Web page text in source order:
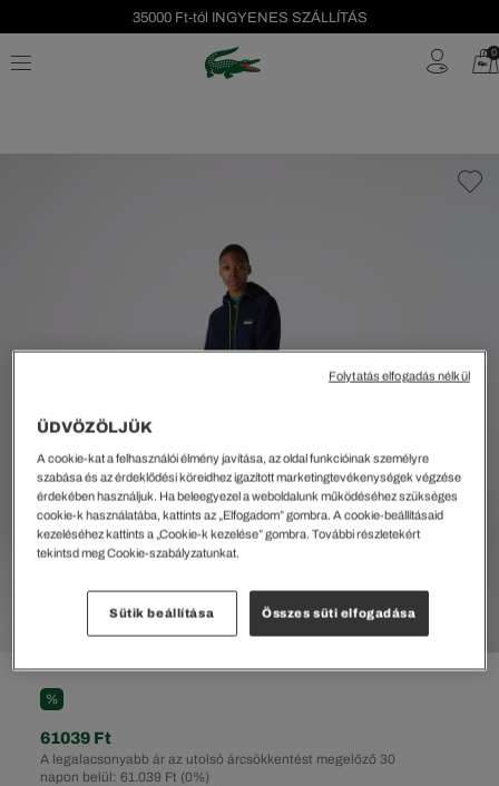
35000 Ft-tól INGYENES SZÁLLÍTÁS
Szezonális leárazás akár -40%! 0
%
A legalacsonyabb ár az utolsó árcsökkentést megelőző 30
napon belül: 61.039 Ft (0%)
61039 Ft
ÜDVÖZÖLJÜK
A cookie-kat a felhasználói élmény javítása, az oldal funkcióinak személyre
szabása és az érdeklődési köreidhez igazított marketingtevékenységek végzése
érdekében használjuk. Ha beleegyezel a weboldalunk működéséhez szükséges
cookie-k használatába, kattints az „Elfogadom” gombra. A cookie-beállításaid
kezeléséhez kattints a „Cookie-k kezelése” gombra. További részletekért
tekintsd meg Cookie-szabályzatunkat.
Sütik beállítása Összes süti elfogadása
Folytatás elfogadás nélkül